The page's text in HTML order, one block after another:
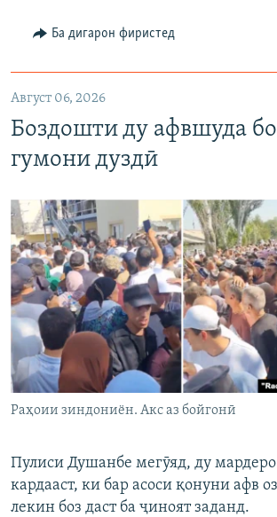
Ба дигарон фиристед
Август 06, 2026
Боздошти ду афвшуда бо
гумони дуздӣ
Раҳоии зиндониён. Акс аз бойгонӣ
Пулиси Душанбе мегӯяд, ду
кардааст, ки бар асоси қонуни афв
лекин боз даст ба ҷиноят заданд.